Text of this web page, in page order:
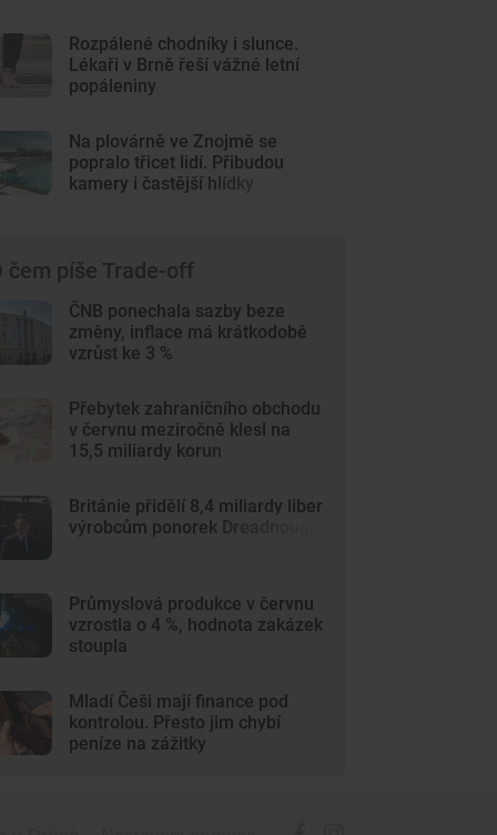
Rozpálené chodníky i slunce.
Lékaři v Brně řeší vážné letní
popáleniny
Na plovárně ve Znojmě se
popralo třicet lidí. Přibudou
kamery i častější hlídky
čem píše Trade-off
ČNB ponechala sazby beze
změny, inflace má krátkodobě
vzrůst ke 3 %
Přebytek zahraničního obchodu
v červnu meziročně klesl na
15,5 miliardy korun
Británie přidělí 8,4 miliardy liber
výrobcům ponorek Dreadnought
Průmyslová produkce v červnu
vzrostla o 4 %, hodnota zakázek
stoupla
Mladí Češi mají finance pod
kontrolou. Přesto jim chybí
peníze na zážitky